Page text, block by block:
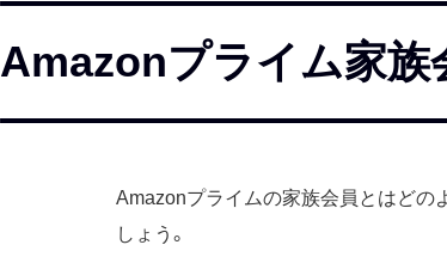
Amazonプライム家族
Amazonプライムの家族会員とはどの
しょう。